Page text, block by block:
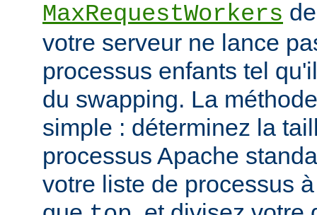
MaxRequestWorkers
votre serveur ne lance
processus enfants tel
du swapping. La
simple : déterminez la
processus Apache
votre liste de processus